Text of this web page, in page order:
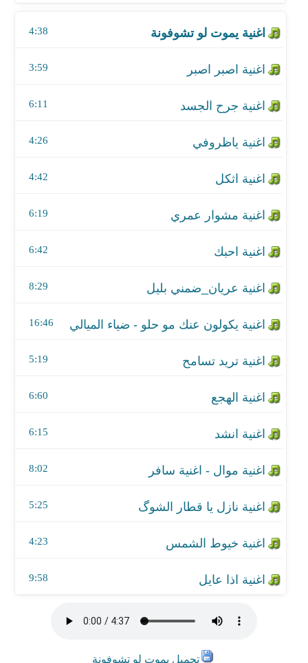
4:38
3:59
6:11
4:26
4:42
6:19
اغنية احبك
6:42
اغنية عريان_ضمني بليل
8:29
16:46
5:19
6:60
6:15
اغنية موال - اغنية سافر
8:02
اغنية نازل يا قطار الشوگ
5:25
اغنية خيوط الشمس
4:23
9:58
تحميل يموت لو تشوفونة